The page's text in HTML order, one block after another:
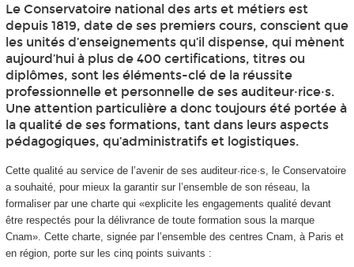
Le Conservatoire national des arts et métiers est
depuis 1819, date de ses premiers cours, conscient que
les unités d’enseignements qu’il dispense, qui mènent
aujourd’hui à plus de 400 certifications, titres ou
diplômes, sont les éléments-clé de la réussite
professionnelle et personnelle de ses auditeur·rice·s.
Une attention particulière a donc toujours été portée à
la qualité de ses formations, tant dans leurs aspects
pédagogiques, qu’administratifs et logistiques.
Cette qualité au service de l’avenir de ses auditeur·rice·s, le Conservatoire
a souhaité, pour mieux la garantir sur l’ensemble de son réseau, la
formaliser par une charte qui «explicite les engagements qualité devant
être respectés pour la délivrance de toute formation sous la marque
Cnam». Cette charte, signée par l’ensemble des centres Cnam, à Paris et
en région, porte sur les cinq points suivants :